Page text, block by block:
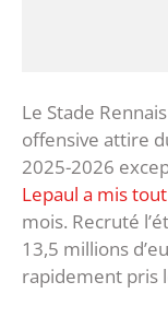
Le Stade
offensive attire
2025-2026
Lepaul a mis
mois. Recruté
13,5 millions
rapidement pris